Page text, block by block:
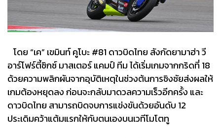
โดย “เค” เขมินท์ คูโบะ #81 ดาวบิดไทย สังกัดยามาฮ่า วี
อาร์โฟร์ตี้ซิกซ์ มาสเตอร์ แคมป์ ทีม ได้เริ่มเกมจากกริดที่ 18
ด้วยความพลิกผันจากอุบัติเหตุในช่วงต้นการชิงชัยส่งผลให้
เกมต้องหยุดลง ก่อนจะกลับมาดวลความเร็วอีกครั้ง และ
ดาวบิดไทย สามารถบิดจบการแข่งขันด้วยอันดับ 12
ประเดิมคว้าแต้มแรกให้กับตนเองบนเวทีโมโตทู